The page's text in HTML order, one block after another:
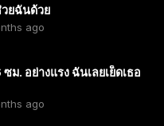
ยฉันด้วย
ago
ม. อย่างแรง ฉันเลยเย็ดเธอ
ago